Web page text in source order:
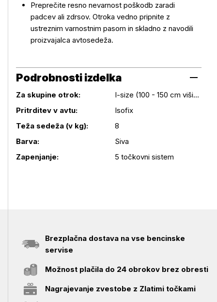
Preprečite resno nevarnost poškodb zaradi
padcev ali zdrsov. Otroka vedno pripnite z
ustreznim varnostnim pasom in skladno z navodili
proizvajalca avtosedeža.
Podrobnosti izdelka
Podrobnosti izdelka
Za skupine otrok:
I-size (100 - 150 cm višine)
Pritrditev v avtu:
Isofix
Teža sedeža (v kg):
8
Barva:
Siva
Zapenjanje:
5 točkovni sistem
Brezplačna dostava na vse bencinske
servise
Možnost plačila do 24 obrokov brez obresti
Nagrajevanje zvestobe z Zlatimi točkami